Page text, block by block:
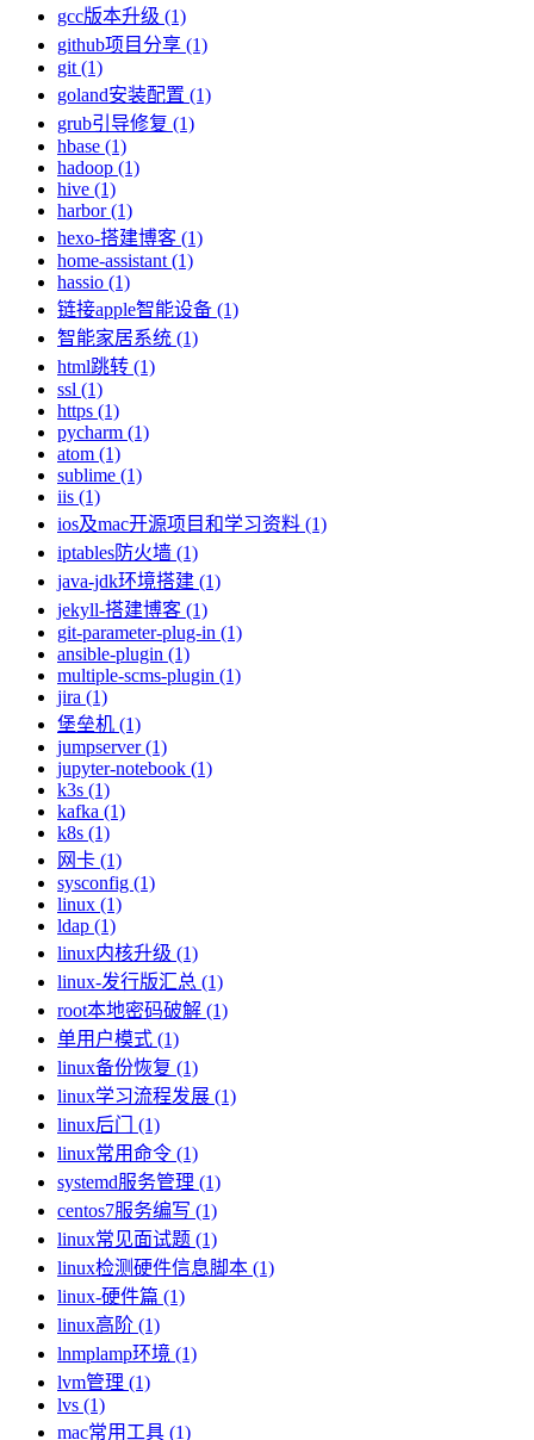
gcc版本升级 (1)
github项目分享 (1)
git (1)
goland安装配置 (1)
grub引导修复 (1)
hbase (1)
hadoop (1)
hive (1)
harbor (1)
hexo-搭建博客 (1)
home-assistant (1)
hassio (1)
链接apple智能设备 (1)
智能家居系统 (1)
html跳转 (1)
ssl (1)
https (1)
pycharm (1)
atom (1)
sublime (1)
iis (1)
ios及mac开源项目和学习资料 (1)
iptables防火墙 (1)
java-jdk环境搭建 (1)
jekyll-搭建博客 (1)
git-parameter-plug-in (1)
ansible-plugin (1)
multiple-scms-plugin (1)
jira (1)
堡垒机 (1)
jumpserver (1)
jupyter-notebook (1)
k3s (1)
kafka (1)
k8s (1)
网卡 (1)
sysconfig (1)
linux (1)
ldap (1)
linux内核升级 (1)
linux-发行版汇总 (1)
root本地密码破解 (1)
单用户模式 (1)
linux备份恢复 (1)
linux学习流程发展 (1)
linux后门 (1)
linux常用命令 (1)
systemd服务管理 (1)
centos7服务编写 (1)
linux常见面试题 (1)
linux检测硬件信息脚本 (1)
linux-硬件篇 (1)
linux高阶 (1)
lnmplamp环境 (1)
lvm管理 (1)
lvs (1)
mac常用工具 (1)